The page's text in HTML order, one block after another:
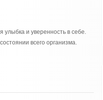
улыбка и уверенность в себе.
всего организма.